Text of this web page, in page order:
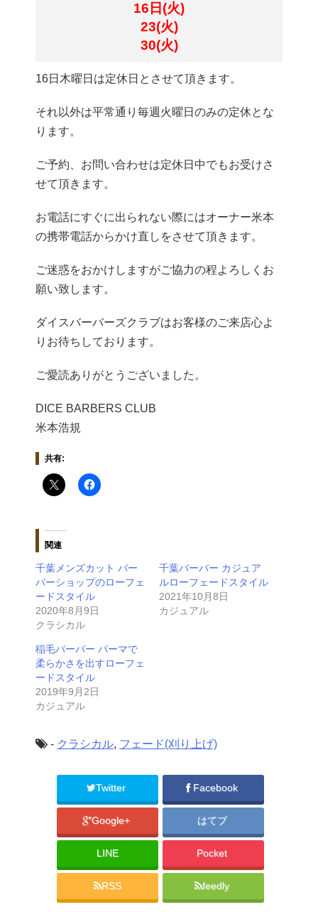
16日(火)
23(火)
30(火)
16日木曜日は定休日とさせて頂きます。
それ以外は平常通り毎週火曜日のみの定休とな
ります。
ご予約、お問い合わせは定休日中でもお受けさ
せて頂きます。
お電話にすぐに出られない際にはオーナー米本
の携帯電話からかけ直しをさせて頂きます。
ご迷惑をおかけしますがご協力の程よろしくお
願い致します。
ダイスバーバーズクラブはお客様のご来店心よ
りお待ちしております。
ご愛読ありがとうございました。
DICE BARBERS CLUB
米本浩規
共有:
関連
千葉メンズカット バー
バーショップのローフェ
ードスタイル
2020年8月9日
クラシカル
千葉バーバー カジュア
ルローフェードスタイル
2021年10月8日
カジュアル
稲毛バーバー パーマで
柔らかさを出すローフェ
ードスタイル
2019年9月2日
カジュアル
- クラシカル, フェード(刈り上げ)
Twitter Facebook
Google+ はてブ
LINE Pocket
RSS feedly